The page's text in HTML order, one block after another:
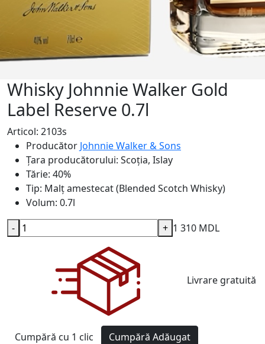
Whisky Johnnie Walker Gold
Label Reserve 0.7l
Articol: 2103s
Producător Johnnie Walker & Sons
Țara producătorului: Scoția, Islay
Tărie: 40%
Tip: Malț amestecat (Blended Scotch Whisky)
Volum: 0.7l
1 310 MDL
- +
Livrare gratuită
Cumpără cu 1 clic Cumpără Adăugat